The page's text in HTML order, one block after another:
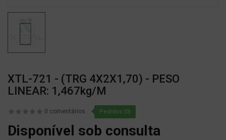
XTL-721 - (TRG 4X2X1,70) - PESO
LINEAR: 1,467kg/m
0 comentários Pedidos (0)
Disponível sob consulta